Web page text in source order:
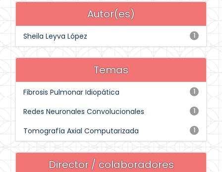
Autor(es)
1
Sheila Leyva López
Temas
1
Fibrosis Pulmonar Idiopática
1
Redes Neuronales Convolucionales
1
Tomografía Axial Computarizada
Director / colaboradores